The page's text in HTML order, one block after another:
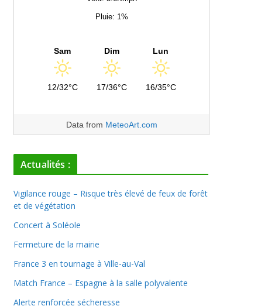
Pluie: 1%
Sam
12/32°C
Dim
17/36°C
Lun
16/35°C
Data from MeteoArt.com
Actualités :
Vigilance rouge – Risque très élevé de feux de forêt
et de végétation
Concert à Soléole
Fermeture de la mairie
France 3 en tournage à Ville-au-Val
Match France – Espagne à la salle polyvalente
Alerte renforcée sécheresse